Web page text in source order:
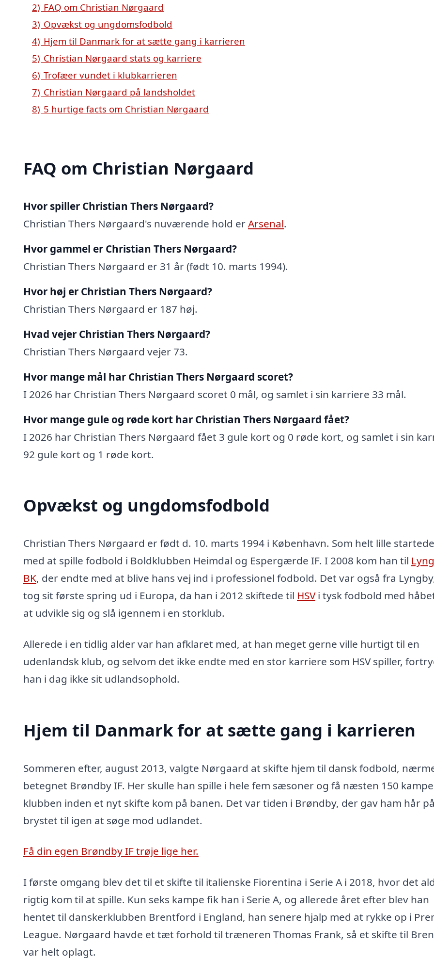
2) FAQ om Christian Nørgaard
3) Opvækst og ungdomsfodbold
4) Hjem til Danmark for at sætte gang i karrieren
5) Christian Nørgaard stats og karriere
6) Trofæer vundet i klubkarrieren
7) Christian Nørgaard på landsholdet
8) 5 hurtige facts om Christian Nørgaard
FAQ om Christian Nørgaard
Hvor spiller Christian Thers Nørgaard?
Christian Thers Nørgaard's nuværende hold erArsenal.
Hvor gammel er Christian Thers Nørgaard?
Christian Thers Nørgaard er 31 år (født 10. marts 1994).
Hvor høj er Christian Thers Nørgaard?
Christian Thers Nørgaard er 187 høj.
Hvad vejer Christian Thers Nørgaard?
Christian Thers Nørgaard vejer 73.
Hvor mange mål har Christian Thers Nørgaard scoret?
I 2026 har Christian Thers Nørgaard scoret 0 mål, og samlet i sin karriere 33 mål.
Hvor mange gule og røde kort har Christian Thers Nørgaard fået?
I 2026 har Christian Thers Nørgaard fået 3 gule kort og 0 røde kort, og samlet i sin
92 gule kort og 1 røde kort.
Opvækst og ungdomsfodbold
Christian Thers Nørgaard er født d. 10. marts 1994 i København. Som helt lille
med at spille fodbold i Boldklubben Heimdal og Espergærde IF. I 2008 kom han til
BK, der endte med at blive hans vej ind i professionel fodbold. Det var også fra
tog sit første spring ud i Europa, da han i 2012 skiftede til HSVi tysk fodbold med
at udvikle sig og slå igennem i en storklub.
Allerede i en tidlig alder var han afklaret med, at han meget gerne ville hurtigt til en
udenlandsk klub, og selvom det ikke endte med en stor karriere som HSV spiller,
han i dag ikke sit udlandsophold.
Hjem til Danmark for at sætte gang i karrieren
Sommeren efter, august 2013, valgte Nørgaard at skifte hjem til dansk fodbold,
betegnet Brøndby IF. Her skulle han spille i hele fem sæsoner og få næsten 150
klubben inden et nyt skifte kom på banen. Det var tiden i Brøndby, der gav ham hår på
brystet til igen at søge mod udlandet.
Få din egen Brøndby IF trøje lige her.
I første omgang blev det til et skifte til italienske Fiorentina i Serie A i 2018, hvor det
rigtig kom til at spille. Kun seks kampe fik han i Serie A, og allerede året efter blev han
hentet til danskerklubben Brentford i England, han senere hjalp med at rykke op i
League. Nørgaard havde et tæt forhold til træneren Thomas Frank, så et skifte til
var helt oplagt.